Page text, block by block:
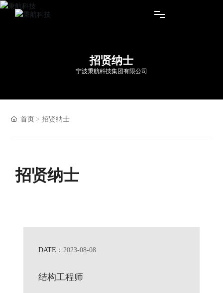
商用产品
招贤纳士
宁波秉航科技集团有限公司
首页 招贤纳士
招贤纳士
DATE：2023-08-08
结构工程师